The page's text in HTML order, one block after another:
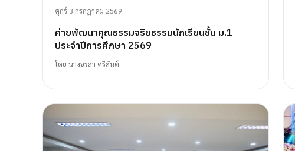
ศุกร์ 3 กรกฎาคม 2569
ค่ายพัฒนาคุณธรรมจริยธรรมนักเรียนชั้น ม.1
ประจำปีการศึกษา 2569
โดย นางอรสา ศรีสันต์